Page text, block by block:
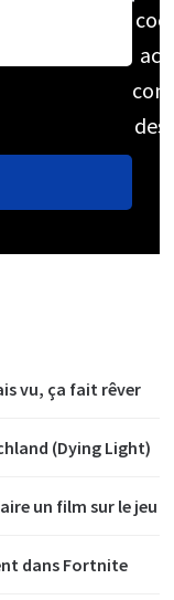
des
vu, ça fait rêver
(Dying Light)
un film sur le jeu
dans Fortnite